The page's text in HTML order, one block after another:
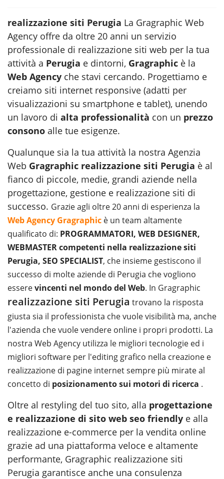
realizzazione siti Perugia La Gragraphic Web
Agency offre da oltre 20 anni un servizio
professionale di realizzazione siti web per la tua
attività a Perugia e dintorni, Gragraphic è la
Web Agency che stavi cercando. Progettiamo e
creiamo siti internet responsive (adatti per
visualizzazioni su smartphone e tablet), unendo
un lavoro di alta professionalità con un prezzo
consono alle tue esigenze.
Qualunque sia la tua attività la nostra Agenzia
Web Gragraphic realizzazione siti Perugia è al
fianco di piccole, medie, grandi aziende nella
progettazione, gestione e realizzazione siti di
successo. Grazie agli oltre 20 anni di esperienza la
Web Agency Gragraphic è un team altamente
qualificato di: PROGRAMMATORI, WEB DESIGNER,
WEBMASTER competenti nella realizzazione siti
Perugia, SEO SPECIALIST, che insieme gestiscono il
successo di molte aziende di Perugia che vogliono
esserevincenti nel mondo del Web. In Gragraphic
realizzazione siti Perugia trovano la risposta
giusta sia il professionista che vuole visibilità ma, anche
l'azienda che vuole vendere online i propri prodotti. La
nostra Web Agency utilizza le migliori tecnologie ed i
migliori software per l'editing grafico nella creazione e
realizzazione di pagine internet sempre più mirate al
concetto di posizionamento sui motori di ricerca .
Oltre al restyling del tuo sito, alla progettazione
e realizzazione di sito web seo friendly e alla
realizzazione e-commerce per la vendita online
grazie ad una piattaforma veloce e altamente
performante, Gragraphic realizzazione siti
Perugia garantisce anche una consulenza